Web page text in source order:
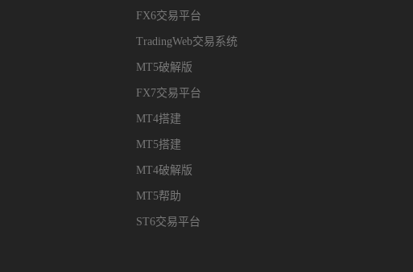
FX6交易平台
TradingWeb交易系统
MT5破解版
FX7交易平台
MT4搭建
MT5搭建
MT4破解版
MT5帮助
ST6交易平台